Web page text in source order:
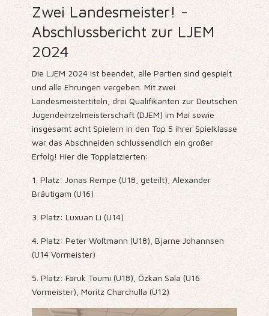
Zwei Landesmeister! -
Abschlussbericht zur LJEM
2024
Die LJEM 2024 ist beendet, alle Partien sind gespielt
und alle Ehrungen vergeben. Mit zwei
Landesmeistertiteln, drei Qualifikanten zur Deutschen
Jugendeinzelmeisterschaft (DJEM) im Mai sowie
insgesamt acht Spielern in den Top 5 ihrer Spielklasse
war das Abschneiden schlussendlich ein großer
Erfolg! Hier die Topplatzierten:
1. Platz: Jonas Rempe (U18, geteilt), Alexander
Bräutigam (U16)
3. Platz: Luxuan Li (U14)
4. Platz: Peter Woltmann (U18), Bjarne Johannsen
(U14 Vormeister)
5. Platz: Faruk Toumi (U18), Özkan Sala (U16
Vormeister), Moritz Charchulla (U12)